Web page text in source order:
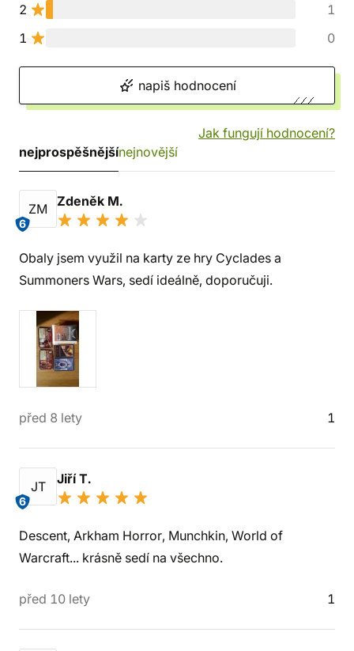
2
1
1
0
napiš hodnocení
Jak fungují hodnocení?
nejprospěšnějšínejnovější
ZM
6
Zdeněk M.
Obaly jsem využil na karty ze hry Cyclades a
Summoners Wars, sedí ideálně, doporučuji.
před 8 lety 1
JT
6
Jiří T.
Descent, Arkham Horror, Munchkin, World of
Warcraft... krásně sedí na všechno.
před 10 lety 1